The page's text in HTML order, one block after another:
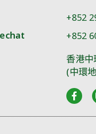
+852
+852
香港中
(中環